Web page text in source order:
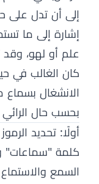
إلى أن تدل على
إشارة إلى ما
علم أو لهو،
كان الغالب في
الانشغال بسماع
بحسب حال
أولًا: تحديد
كلمة "سماعات"
السمع